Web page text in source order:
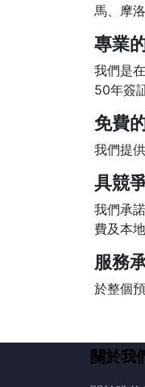
馬、摩
專業
我們是
50年簽
免費
我們提
具競
我們承
費及本
服務
於整個
關於我